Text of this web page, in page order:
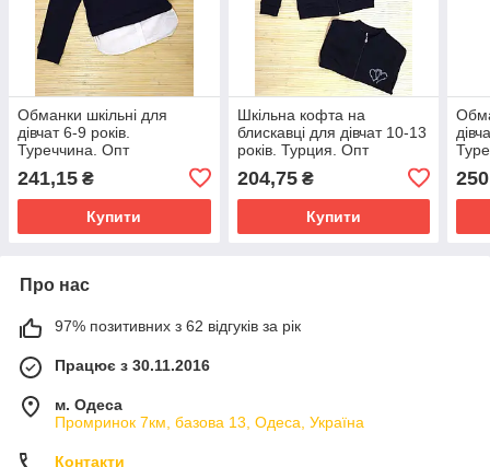
Обманки шкільні для
дівчат 6-9 років.
Туреччина. Опт
241,15 ₴
Купити
Шкільна кофта на
блискавці для дівчат 10-13
років. Турция. Опт
204,75₴
Купити
Про нас
97% позитивних з 62 відгуків за рік
Працює з 30.11.2016
м. Одеса
Промринок 7км, базова 13, Одеса, Україна
Контакти